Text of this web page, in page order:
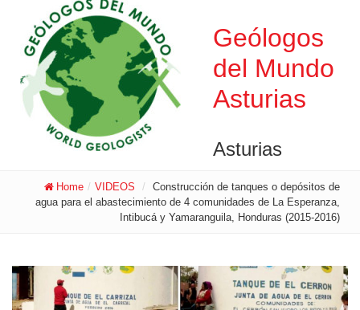
Geólogos
del Mundo
Asturias
Asturias
Home / VIDEOS /
Construcción de tanques o depósitos de
agua para el abastecimiento de 4 comunidades de La Esperanza,
Intibucá y Yamaranguila, Honduras (2015-2016)